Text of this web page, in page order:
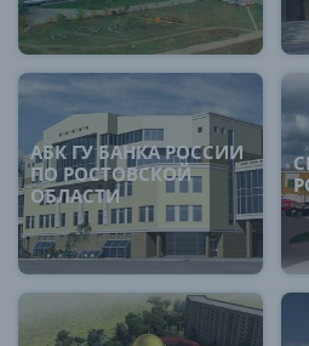
АБК ГУ БАНКА РОССИИ
ПО РОСТОВСКОЙ
ОБЛАСТИ